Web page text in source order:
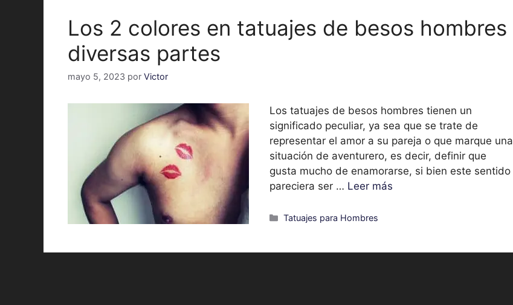
Los 2 colores en tatuajes de besos hombres
diversas partes
mayo 5, 2023 por Victor
Los tatuajes de besos hombres tienen un
significado peculiar, ya sea que se trate de
representar el amor a su pareja o que marque una
situación de aventurero, es decir, definir que
gusta mucho de enamorarse, si bien este sentido
pareciera ser … Leer más
Categorías
Tatuajes para Hombres